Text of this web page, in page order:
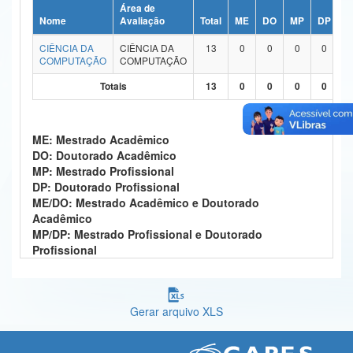
Ministério da Ciência, Tecnologia, Inovações e Comunicações
Ministério do Meio Ambiente
Controladoria-Geral da União
Ministério da Mulher, da Família e dos Direitos Humanos
Secretaria-Geral
Secretaria de Governo
Banco Central do Brasil
Nome
Área de
Avaliação
Total ME DO MP DP
CIÊNCIA DA
COMPUTAÇÃO
CIÊNCIA DA
COMPUTAÇÃO
13 0 0 0 0
Totais 13 0 0 0 0
ME: Mestrado Acadêmico
DO: Doutorado Acadêmico
MP: Mestrado Profissional
DP: Doutorado Profissional
ME/DO: Mestrado Acadêmico e Doutorado
Acadêmico
MP/DP: Mestrado Profissional e Doutorado
Profissional
Gerar arquivo XLS